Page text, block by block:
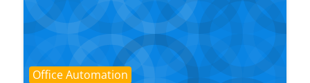
Course category
Office Automation